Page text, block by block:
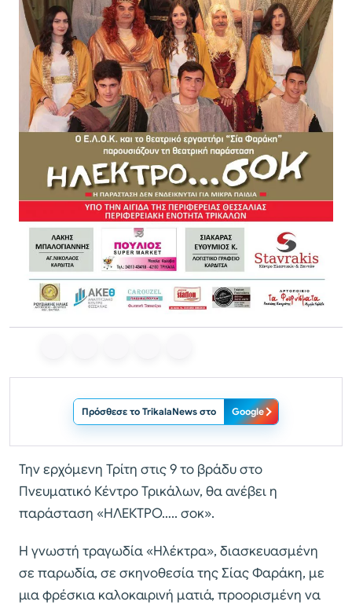
Πρόσθεσε το TrikalaNews στο Google
Την ερχόμενη Τρίτη στις 9 το βράδυ στο
Πνευματικό Κέντρο Τρικάλων, θα ανέβει η
παράσταση «ΗΛΕΚΤΡΟ….. σοκ».
Η γνωστή τραγωδία «Ηλέκτρα», διασκευασμένη
σε παρωδία, σε σκηνοθεσία της Σίας Φαράκη, με
μια φρέσκια καλοκαιρινή ματιά, προορισμένη να